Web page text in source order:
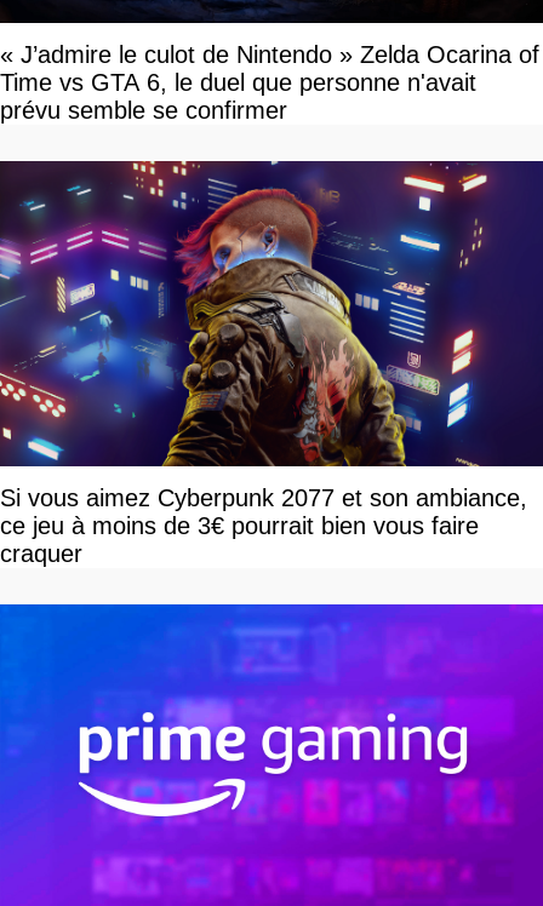
« J’admire le culot de Nintendo » Zelda Ocarina of
Time vs GTA 6, le duel que personne n'avait
prévu semble se confirmer
Si vous aimez Cyberpunk 2077 et son ambiance,
ce jeu à moins de 3€ pourrait bien vous faire
craquer